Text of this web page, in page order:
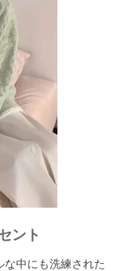
ント
中にも洗練された